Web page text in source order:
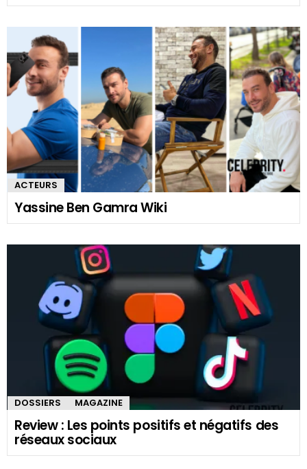
ACTEURS
Yassine Ben Gamra Wiki
DOSSIERS MAGAZINE
Review : Les points positifs et négatifs des
réseaux sociaux